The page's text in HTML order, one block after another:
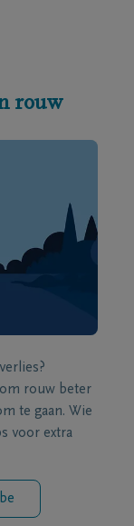
rouw
rouw beter
te gaan. Wie
voor extra